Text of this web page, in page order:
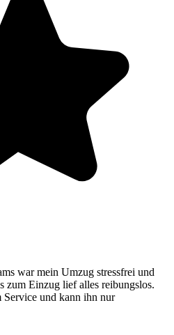
war mein Umzug stressfrei und
zum Einzug lief alles reibungslos.
und kann ihn nur